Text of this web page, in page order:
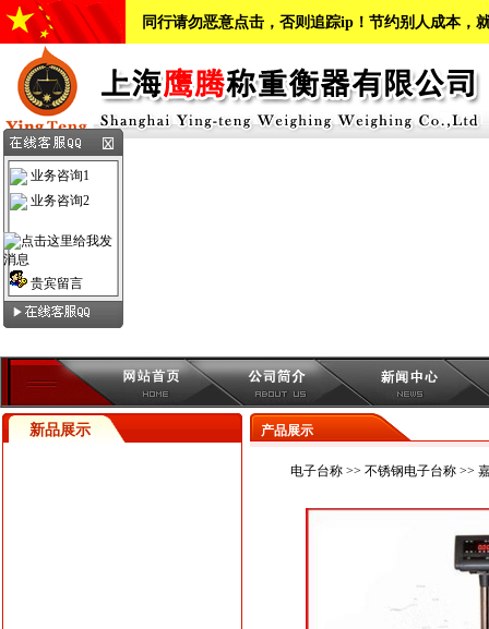
同行请勿恶意点击，否则追踪ip！节约别人成本，
新品展示 产品展示
电子台称>> 不锈钢电子台称>>
业务咨询1
业务咨询2
贵宾留言